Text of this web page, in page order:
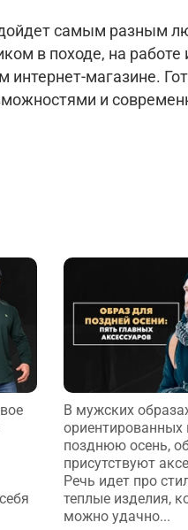
самым разным
в походе, на работе
интернет-магазине.
и
В мужских
ориентированных
позднюю осень,
присутствуют
Речь идет про
теплые изделия,
можно удачно...